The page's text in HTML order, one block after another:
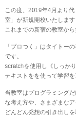
この度、2019年4月より
室」が新規開校いたします
これまでの新宿の教室か
「プロつく」はタイトー
です。
scratchを使用し《しっか
テキストをを使って学習を
当教室はプログラミング
な考え方や、さまざまな
どんどん発想の引き出しを